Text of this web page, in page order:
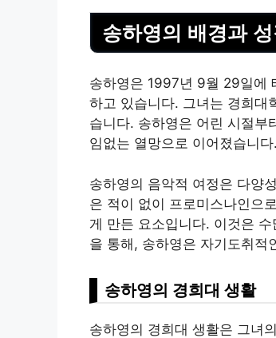
송하영의 배경과
송하영은 1997년 9월 29일에
하고 있습니다. 그녀는 경희대
습니다. 송하영은 어린 시절부
임없는 열망으로 이어졌습니다.
송하영의 음악적 여정은 다양
은 적이 없이 프로미스나인으
게 만든 요소입니다. 이것은
을 통해, 송하영은 자기도취적
송하영의 경희대 생활
송하영의 경희대 생활은 그녀